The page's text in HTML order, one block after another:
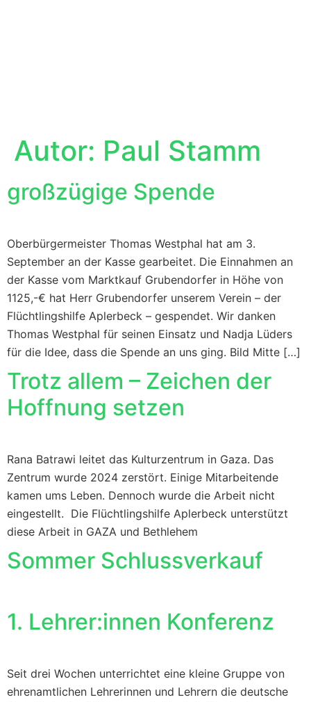
Autor: Paul Stamm
großzügige Spende
Oberbürgermeister Thomas Westphal hat am 3.
September an der Kasse gearbeitet. Die Einnahmen an
der Kasse vom Marktkauf Grubendorfer in Höhe von
1125,-€ hat Herr Grubendorfer unserem Verein – der
Flüchtlingshilfe Aplerbeck – gespendet. Wir danken
Thomas Westphal für seinen Einsatz und Nadja Lüders
für die Idee, dass die Spende an uns ging. Bild Mitte […]
Trotz allem – Zeichen der
Hoffnung setzen
Rana Batrawi leitet das Kulturzentrum in Gaza. Das
Zentrum wurde 2024 zerstört. Einige Mitarbeitende
kamen ums Leben. Dennoch wurde die Arbeit nicht
eingestellt. Die Flüchtlingshilfe Aplerbeck unterstützt
diese Arbeit in GAZA und Bethlehem
Sommer Schlussverkauf
1. Lehrer:innen Konferenz
Seit drei Wochen unterrichtet eine kleine Gruppe von
ehrenamtlichen Lehrerinnen und Lehrern die deutsche